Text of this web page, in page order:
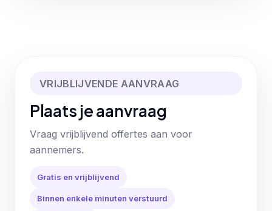
VRIJBLIJVENDE AANVRAAG
Plaats je aanvraag
Vraag vrijblijvend offertes aan voor
aannemers.
Gratis en vrijblijvend
Binnen enkele minuten verstuurd